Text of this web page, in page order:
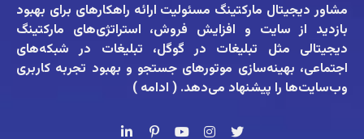
مشاور دیجیتال مارکتینگ مسئولیت ارائه راهکارهای برای بهبود
بازدید از سایت و افزایش فروش، استراتژی‌های مارکتینگ
دیجیتالی مثل تبلیغات در گوگل، تبلیغات در شبکه‌های
اجتماعی، بهینه‌سازی موتورهای جستجو و بهبود تجربه کاربری
وب‌سایت‌ها را پیشنهاد می‌دهد. ( ادامه )